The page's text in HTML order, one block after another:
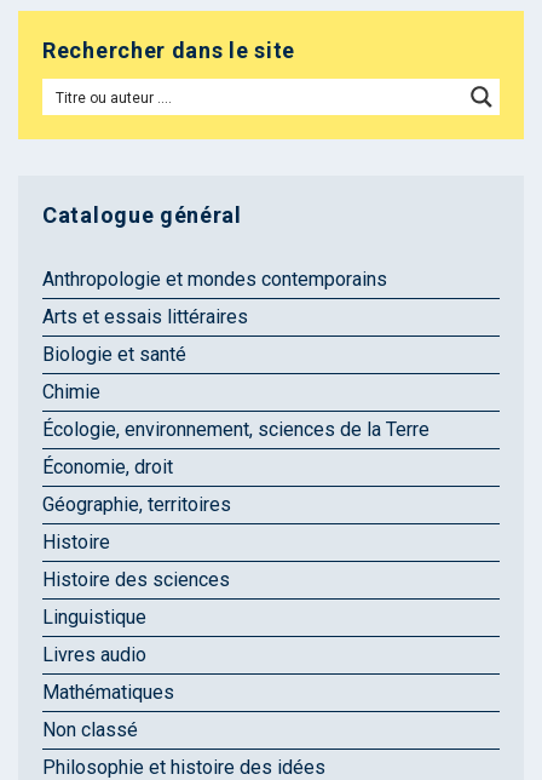
Rechercher dans le site
Catalogue général
Anthropologie et mondes contemporains
Arts et essais littéraires
Biologie et santé
Chimie
Écologie, environnement, sciences de la Terre
Économie, droit
Géographie, territoires
Histoire
Histoire des sciences
Linguistique
Livres audio
Mathématiques
Non classé
Philosophie et histoire des idées